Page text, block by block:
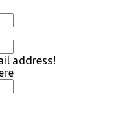
address!